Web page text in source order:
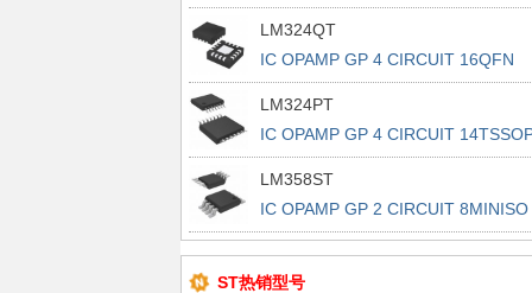
LM324QT
IC OPAMP GP 4 CIRCUIT 16QFN
LM324PT
IC OPAMP GP 4 CIRCUIT
LM358ST
IC OPAMP GP 2 CIRCUIT 8MINISO
ST热销型号